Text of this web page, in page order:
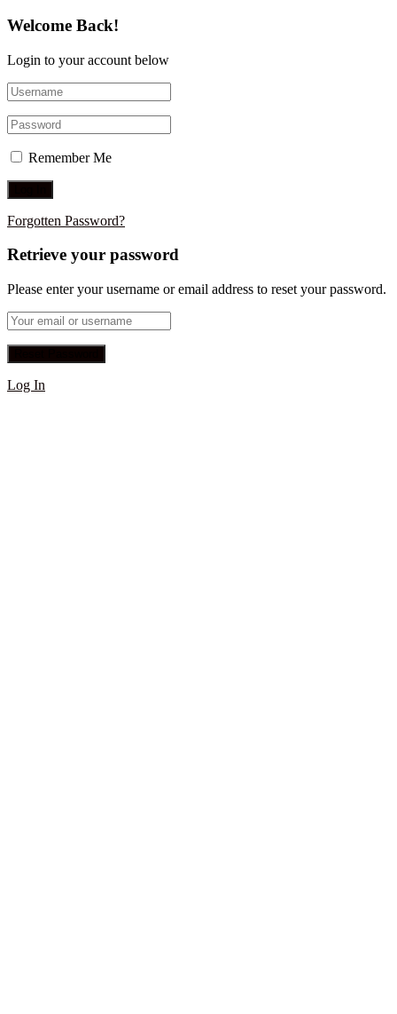
Welcome Back!
Login to your account below
Remember Me
Forgotten Password?
Retrieve your password
Please enter your username or email address to reset your password.
Log In